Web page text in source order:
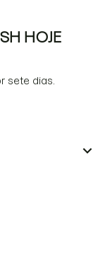
HOJE
sete dias.